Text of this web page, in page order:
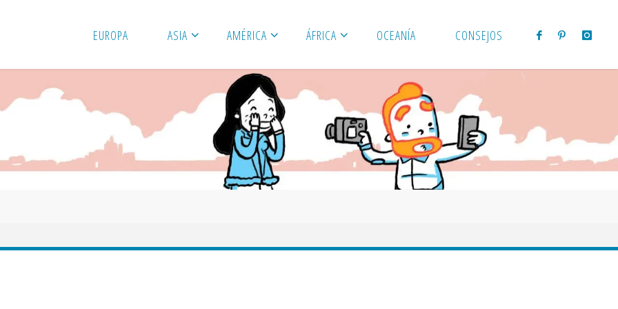
EUROPA ASIA AMÉRICA ÁFRICA OCEANÍA CONSEJOS